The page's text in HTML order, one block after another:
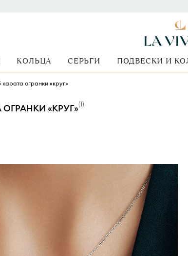
КОЛЬЦА СЕРЬГИ ПОДВЕСКИ И
карата огранки «круг»
ОГРАНКИ «КРУГ»(1)